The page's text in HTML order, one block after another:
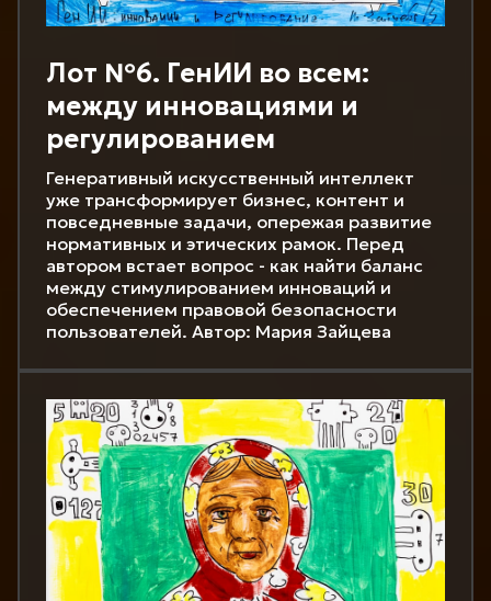
Лот №6. ГенИИ во всем:
между инновациями и
регулированием
Генеративный искусственный интеллект
уже трансформирует бизнес, контент и
повседневные задачи, опережая развитие
нормативных и этических рамок. Перед
автором встает вопрос - как найти баланс
между стимулированием инноваций и
обеспечением правовой безопасности
пользователей. Автор: Мария Зайцева